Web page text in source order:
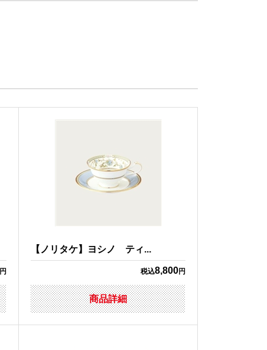
円
【ノリタケ】ヨシノ ティ...
税込8,800円
商品詳細